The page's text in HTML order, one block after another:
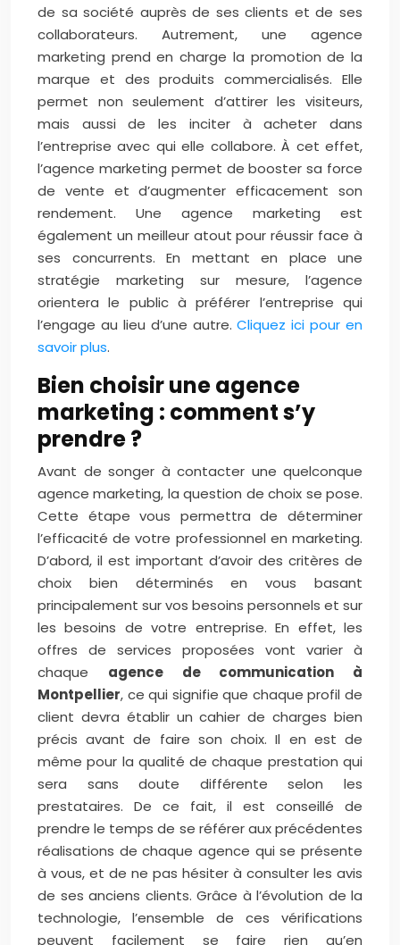
de sa société auprès de ses clients et de ses
collaborateurs. Autrement, une agence
marketing prend en charge la promotion de la
marque et des produits commercialisés. Elle
permet non seulement d’attirer les visiteurs,
mais aussi de les inciter à acheter dans
l’entreprise avec qui elle collabore. À cet effet,
l’agence marketing permet de booster sa force
de vente et d’augmenter efficacement son
rendement. Une agence marketing est
également un meilleur atout pour réussir face à
ses concurrents. En mettant en place une
stratégie marketing sur mesure, l’agence
orientera le public à préférer l’entreprise qui
l’engage au lieu d’une autre.Cliquez ici pour en
savoir plus.
Bien choisir une agence
marketing : comment s’y
prendre ?
Avant de songer à contacter une quelconque
agence marketing, la question de choix se pose.
Cette étape vous permettra de déterminer
l’efficacité de votre professionnel en marketing.
D’abord, il est important d’avoir des critères de
choix bien déterminés en vous basant
principalement sur vos besoins personnels et sur
les besoins de votre entreprise. En effet, les
offres de services proposées vont varier à
chaque agence de communication à
Montpellier, ce qui signifie que chaque profil de
client devra établir un cahier de charges bien
précis avant de faire son choix. Il en est de
même pour la qualité de chaque prestation qui
sera sans doute différente selon les
prestataires. De ce fait, il est conseillé de
prendre le temps de se référer aux précédentes
réalisations de chaque agence qui se présente
à vous, et de ne pas hésiter à consulter les avis
de ses anciens clients. Grâce à l’évolution de la
technologie, l’ensemble de ces vérifications
peuvent facilement se faire rien qu’en